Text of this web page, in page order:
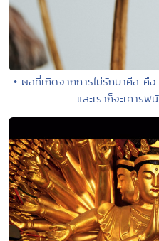
• ผลที่เกิดจากการไม่รักษาศีล คือ
และเราก็จะเคารพ